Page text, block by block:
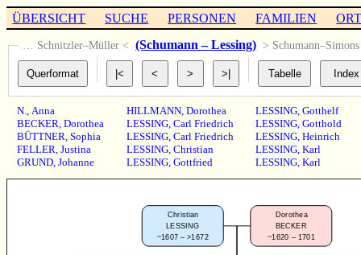
ÜBERSICHT SUCHE PERSONEN FAMILIEN
… Schnitzler–Müller < (Schumann – Lessing) >
N.,Anna
BECKER,Dorothea
BÜTTNER,Sophia
FELLER,Justina
GRUND,Johanne
HILLMANN, Dorothea
LESSING, Carl Friedrich
LESSING, Carl Friedrich
LESSING, Christian
LESSING, Gottfried
LESSING, Gotthelf
LESSING, Gotthold
LESSING, Heinrich
LESSING, Karl
LESSING, Karl
Christian
LESSING
~1607 – >1672
Dorothea
BECKER
~1620 – 1701